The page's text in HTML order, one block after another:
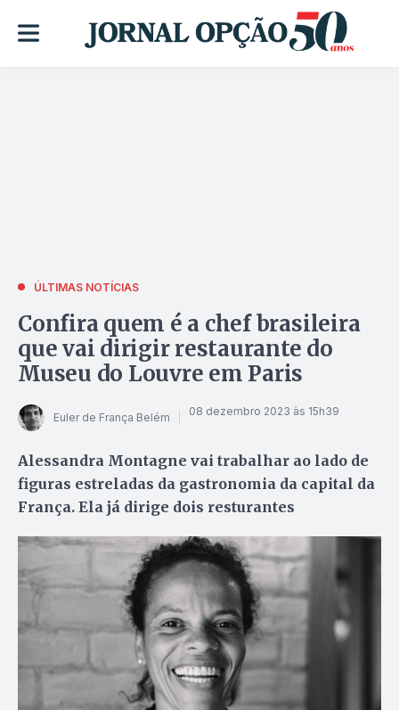
ÚLTIMAS NOTÍCIAS
Confira quem é a chef brasileira
que vai dirigir restaurante do
Museu do Louvre em Paris
Euler de França Belém 08 dezembro 2023 às 15h39
Alessandra Montagne vai trabalhar ao lado de
figuras estreladas da gastronomia da capital da
França. Ela já dirige dois resturantes